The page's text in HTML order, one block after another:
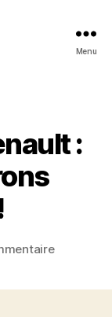
Menu
:
sur